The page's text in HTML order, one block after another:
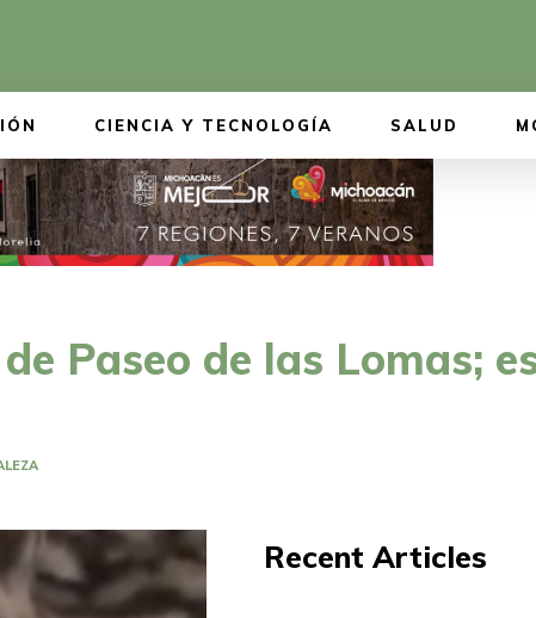
CIENCIA Y TECNOLOGÍA SALUD
Paseo de las Lomas;
Recent Articles